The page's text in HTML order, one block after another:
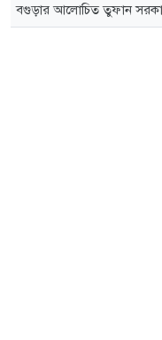
বগুড়ার আলোচিত তুফান